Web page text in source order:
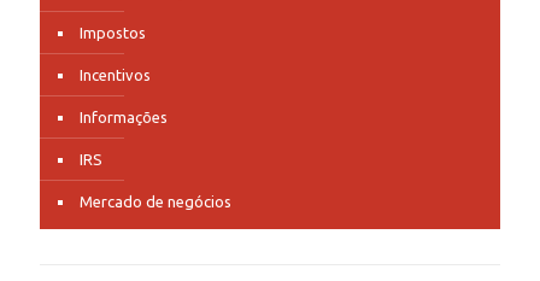
Impostos
Incentivos
Informações
IRS
Mercado de negócios